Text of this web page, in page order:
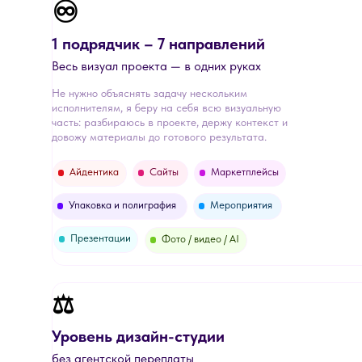
Не нужно объяснять задачу нескольким
исполнителям, я беру на себя всю визуальную
часть: разбираюсь в проекте, держу контекст и
довожу материалы до готового результата.
Весь визуал проекта — в одних руках
♾️
1 подрядчик – 7 направлений
без агентской переплаты
⚖️
Уровень дизайн-студии
Фото / видео / AI
Презентации
Мероприятия
Упаковка и полиграфия
Маркетплейсы
Сайты
Айдентика